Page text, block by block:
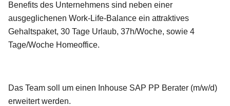
Benefits des Unternehmens sind neben einer
ausgeglichenen Work-Life-Balance ein attraktives
Gehaltspaket, 30 Tage Urlaub, 37h/Woche, sowie 4
Tage/Woche Homeoffice.
Das Team soll um einen Inhouse SAP PP Berater (m/w/d)
erweitert werden.